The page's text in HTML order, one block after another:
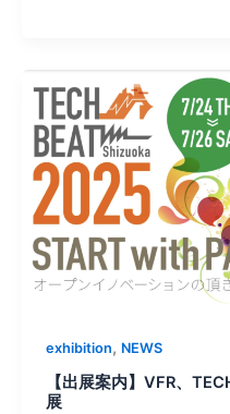
exhibition, NEWS
【出展案内】VFR、
展